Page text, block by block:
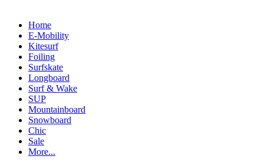
Home
E-Mobility
Kitesurf
Foiling
Surfskate
Longboard
Surf & Wake
SUP
Mountainboard
Snowboard
Chic
Sale
More...